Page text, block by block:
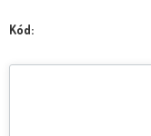
Kód: